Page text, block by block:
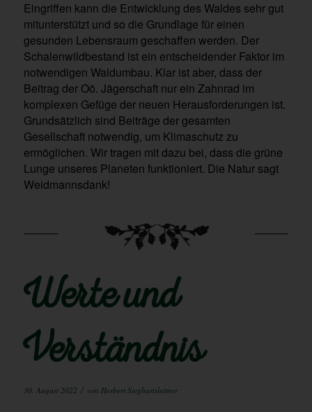
Eingriffen kann die Entwicklung des Waldes sehr gut
mitunterstützt und so die Grundlage für einen
gesunden Lebensraum geschaffen werden. Der
Schalenwildbestand ist ein entscheidender Faktor im
notwendigen Waldumbau. Klar ist aber, dass der
Beitrag der Oö. Jägerschaft nur ein Zahnrad im
komplexen Gefüge der neuen Herausforderungen ist.
Grundsätzlich sind Beiträge der gesamten
Gesellschaft notwendig, um Klimaschutz zu
ermöglichen. Wir tragen mit dazu bei, dass die grüne
Lunge unseres Planeten funktioniert. Die Natur sagt
Weidmannsdank!
Werte und
Verständnis
30. August 2022 / von Herbert Sieghartsleitner